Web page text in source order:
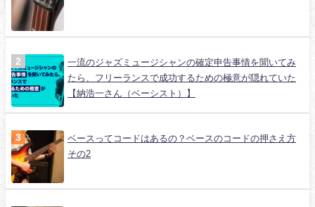
一流のジャズミュージシャンの確定申告事情を聞いてみ
たら、フリーランスで成功するための極意が隠れていた
【納浩一さん（ベーシスト）】
ベースってコードはあるの？ベースのコードの押さえ方
その2